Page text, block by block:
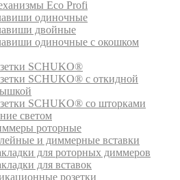
Eco Profi
одиночные
двойные
одиночные с окошком
SCHUKO®
SCHUKO® с откидной
SCHUKO® со шторками
светом
роторные
и диммерные вставки
для роторных диммеров
для вставок
розетки